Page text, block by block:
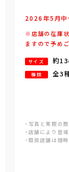
2026年5 月
※店舗の在庫
ますので予め
サイズ 約
種類 全3
・写真と実際の
・店舗により登
・取扱店舗は随